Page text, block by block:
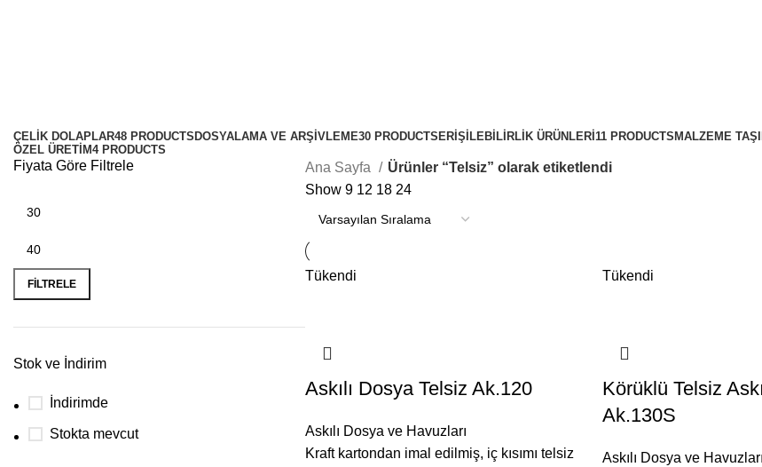
ÇELIK DOLAPLAR48 PRODUCTS DOSYALAMA VE ARŞIVLEME30 PRODUCTS ERIŞILEBILIRLIK ÜRÜNLERI 11 PRODUCTS MALZEME
ÖZEL ÜRETIM4 PRODUCTS
Fiyata Göre Filtrele
FILTRELE
Stok ve İndirim
İndirimde
Stokta mevcut
Ana Sayfa
Ürünler “Telsiz” olarak etiketlendi
Show 9 12 18 24
Tükendi
Askılı Dosya Telsiz Ak.120
Askılı Dosya ve Havuzları
Kraft kartondan imal edilmiş, iç kısımı telsiz
Tükendi
Körüklü Telsiz
Ak.130S
Askılı Dosya ve Havuzları